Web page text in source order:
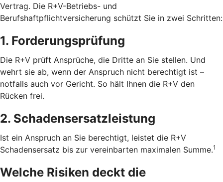
Vertrag. Die R+V-Betriebs- und
Berufshaftpflichtversicherung schützt Sie in zwei Schritten:
1. Forderungsprüfung
Die R+V prüft Ansprüche, die Dritte an Sie stellen. Und
wehrt sie ab, wenn der Anspruch nicht berechtigt ist –
notfalls auch vor Gericht. So hält Ihnen die R+V den
Rücken frei.
2. Schadensersatzleistung
Ist ein Anspruch an Sie berechtigt, leistet die R+V
Schadensersatz bis zur vereinbarten maximalen Summe.1
Welche Risiken deckt die